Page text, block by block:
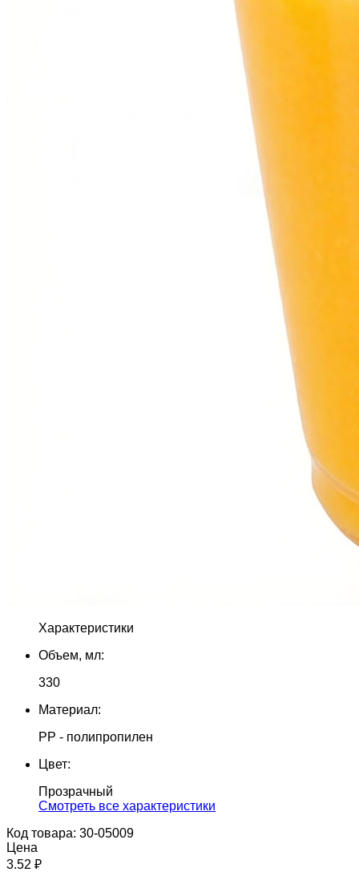
Характеристики
Объем, мл:
330
Материал:
PP - полипропилен
Цвет:
Прозрачный
Cмотреть все характеристики
Код товара: 30-05009
Цена
3.52 ₽